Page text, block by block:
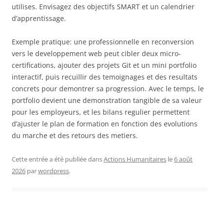
utilises. Envisagez des objectifs SMART et un calendrier
d’apprentissage.
Exemple pratique: une professionnelle en reconversion
vers le developpement web peut cibler deux micro-
certifications, ajouter des projets Git et un mini portfolio
interactif, puis recuillir des temoignages et des resultats
concrets pour demontrer sa progression. Avec le temps, le
portfolio devient une demonstration tangible de sa valeur
pour les employeurs, et les bilans regulier permettent
d’ajuster le plan de formation en fonction des evolutions
du marche et des retours des metiers.
Cette entrée a été publiée dansActions Humanitaires le6 août
2026 parwordpress.